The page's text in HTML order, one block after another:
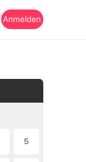
Anmelden
5